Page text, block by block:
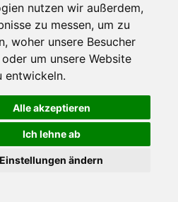
nutzen wir außerdem,
zu messen, um zu
woher unsere Besucher
um unsere Website
entwickeln.
Alle akzeptieren
Ich lehne ab
Einstellungen ändern
that help us give you the best experience of
you are agreeing to it.